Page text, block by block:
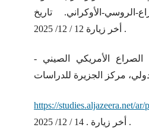
الروسي-الأوكراني. تاريخ
أخر زيارة 12 / 12/ 2025 .
- الجمل، محمد غازي، الصراع الأمريكي الصيني
https://studies.aljazeera.net/
أخر زيارة . 14 / 12/ 2025 .